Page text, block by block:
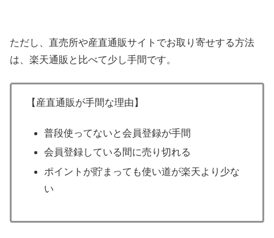
ただし、直売所や産直通販サイトでお取り寄せする方法
は、楽天通販と比べて少し手間です。
【産直通販が手間な理由】
普段使ってないと会員登録が手間
会員登録している間に売り切れる
ポイントが貯まっても使い道が楽天より少な
い